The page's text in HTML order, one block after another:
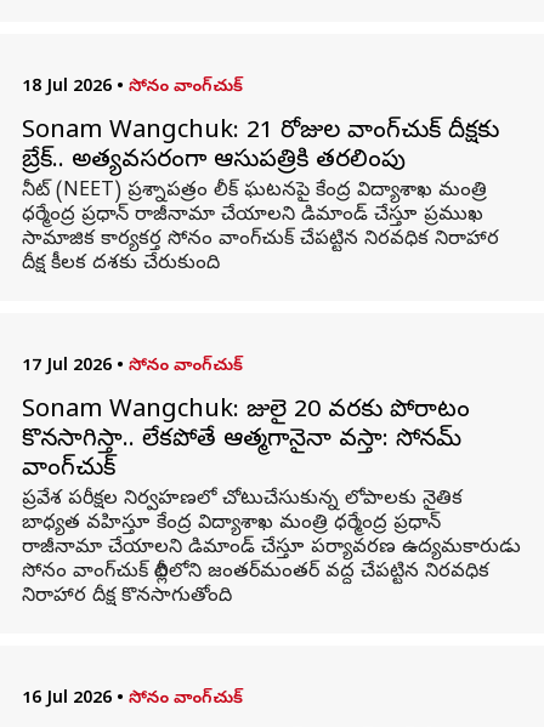
18 Jul 2026 • సోనం వాంగ్‌చుక్
Sonam Wangchuk: 21 రోజుల వాంగ్‌చుక్‌ దీక్షకు
బ్రేక్.. అత్యవసరంగా ఆసుపత్రికి తరలింపు
నీట్ (NEET) ప్రశ్నాపత్రం లీక్ ఘటనపై కేంద్ర విద్యాశాఖ మంత్రి
ధర్మేంద్ర ప్రధాన్ రాజీనామా చేయాలని డిమాండ్ చేస్తూ ప్రముఖ
సామాజిక కార్యకర్త సోనం వాంగ్‌చుక్ చేపట్టిన నిరవధిక నిరాహార
దీక్ష కీలక దశకు చేరుకుంది.
17 Jul 2026 • సోనం వాంగ్‌చుక్
Sonam Wangchuk: జులై 20 వరకు పోరాటం
కొనసాగిస్తా.. లేకపోతే ఆత్మగానైనా వస్తా: సోనమ్
వాంగ్‌చుక్
ప్రవేశ పరీక్షల నిర్వహణలో చోటుచేసుకున్న లోపాలకు నైతిక
బాధ్యత వహిస్తూ కేంద్ర విద్యాశాఖ మంత్రి ధర్మేంద్ర ప్రధాన్
రాజీనామా చేయాలని డిమాండ్ చేస్తూ పర్యావరణ ఉద్యమకారుడు
సోనం వాంగ్‌చుక్ దిల్లీలోని జంతర్‌మంతర్ వద్ద చేపట్టిన నిరవధిక
నిరాహార దీక్ష కొనసాగుతోంది.
16 Jul 2026 • సోనం వాంగ్‌చుక్